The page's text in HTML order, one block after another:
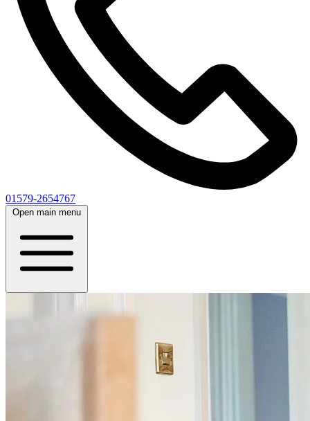
01579-2654767
Open main menu